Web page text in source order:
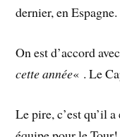
dernier, en Espagne.
On est d’accord
cette année« . Le
Le pire, c’est qu’il